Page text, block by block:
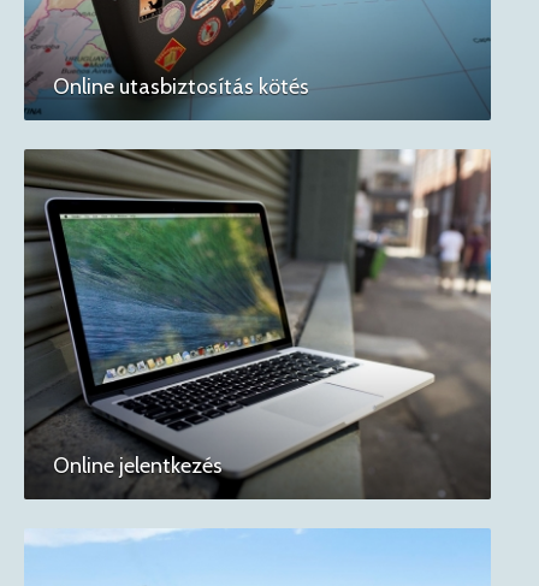
Online utasbiztosítás kötés
Online jelentkezés